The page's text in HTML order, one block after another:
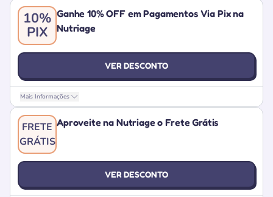
10%
PIX
Ganhe 10% OFF em Pagamentos Via Pix na
Nutriage
VER DESCONTO
Mais Informações
FRETE
GRÁTIS
Aproveite na Nutriage o Frete Grátis
VER DESCONTO